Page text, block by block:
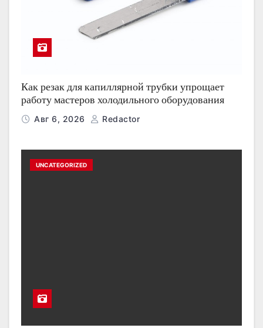
Как резак для капиллярной трубки упрощает
работу мастеров холодильного оборудования
Авг 6, 2026 Redactor
UNCATEGORIZED